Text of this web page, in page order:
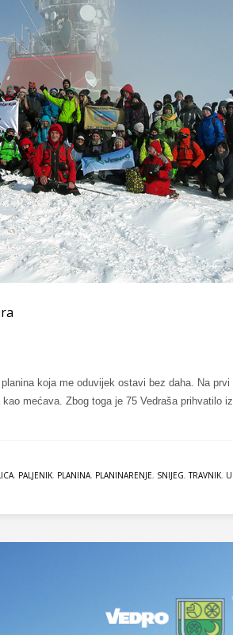
koja me oduvijek ostavi bez daha. Na
mećava. Zbog toga je 75 Vedraša prihvatilo
, PALJENIK, PLANINA, PLANINARENJE, SNIJEG,TRAVNIK,